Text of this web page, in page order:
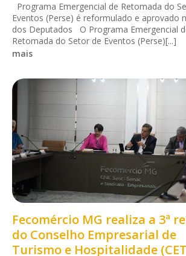
Programa Emergencial de Retomada do
Eventos (Perse) é reformulado e aprovado
dos Deputados O Programa Emergencial
Retomada do Setor de Eventos (Perse)[...]
mais
Fecomércio MG realiza a 3ª
do Conselho Empresarial de
Turismo e Hospitalidade